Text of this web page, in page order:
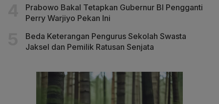
Prabowo Bakal Tetapkan Gubernur BI Pengganti
Perry Warjiyo Pekan Ini
Beda Keterangan Pengurus Sekolah Swasta
Jaksel dan Pemilik Ratusan Senjata